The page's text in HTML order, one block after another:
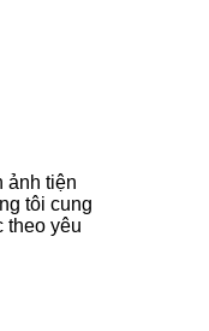
ảnh tiện
tôi cung
theo yêu